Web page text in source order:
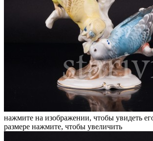
нажмите на изображении, чтобы увидеть
размере нажмите, чтобы увеличить